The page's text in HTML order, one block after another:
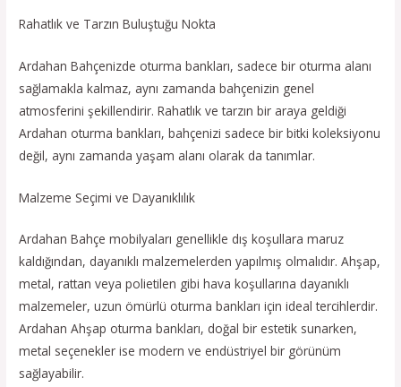
Rahatlık ve Tarzın Buluştuğu Nokta
Ardahan Bahçenizde oturma bankları, sadece bir oturma alanı
sağlamakla kalmaz, aynı zamanda bahçenizin genel
atmosferini şekillendirir. Rahatlık ve tarzın bir araya geldiği
Ardahan oturma bankları, bahçenizi sadece bir bitki koleksiyonu
değil, aynı zamanda yaşam alanı olarak da tanımlar.
Malzeme Seçimi ve Dayanıklılık
Ardahan Bahçe mobilyaları genellikle dış koşullara maruz
kaldığından, dayanıklı malzemelerden yapılmış olmalıdır. Ahşap,
metal, rattan veya polietilen gibi hava koşullarına dayanıklı
malzemeler, uzun ömürlü oturma bankları için ideal tercihlerdir.
Ardahan Ahşap oturma bankları, doğal bir estetik sunarken,
metal seçenekler ise modern ve endüstriyel bir görünüm
sağlayabilir.